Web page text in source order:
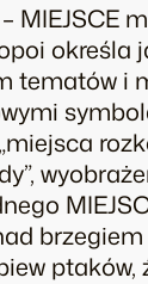
MIEJSCE
określa
tematów i
brzegiem
ptaków,